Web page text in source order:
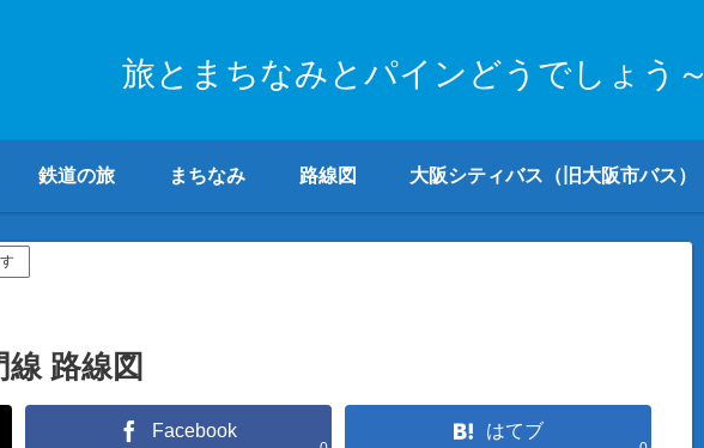
旅とまちなみとパインどうでしょう～
鉄道の旅 まちなみ 路線図 大阪シティバス（旧大阪市バス）
路線図
Facebook はてブ